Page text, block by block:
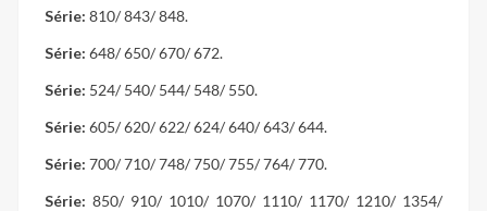
Série: 810/ 843/ 848.
Série: 648/ 650/ 670/ 672.
Série: 524/ 540/ 544/ 548/ 550.
Série: 605/ 620/ 622/ 624/ 640/ 643/ 644.
Série: 700/ 710/ 748/ 750/ 755/ 764/ 770.
Série: 850/ 910/ 1010/ 1070/ 1110/ 1170/ 1210/ 1354/